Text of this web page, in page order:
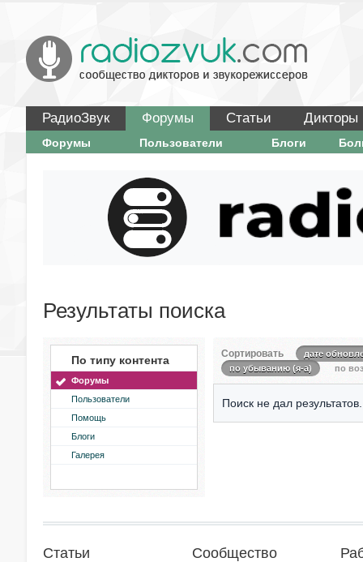
РадиоЗвук Форумы Статьи Дикторы
Форумы Пользователи Блоги
Результаты поиска
По типу контента
Форумы
Пользователи
Помощь
Блоги
Галерея
Сортировать
дате
по убыванию (я-а)
по
Поиск не дал результатов.
Статьи Сообщество